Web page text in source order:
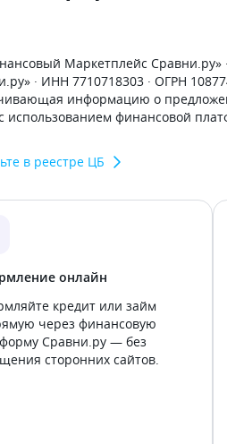
Маркетплейс Сравни.ру»
· ИНН 7710718303 · ОГРН
информацию о
использованием финансовой
в реестре ЦБ
онлайн
кредит или займ
через финансовую
Сравни.ру — без
сторонних сайтов.